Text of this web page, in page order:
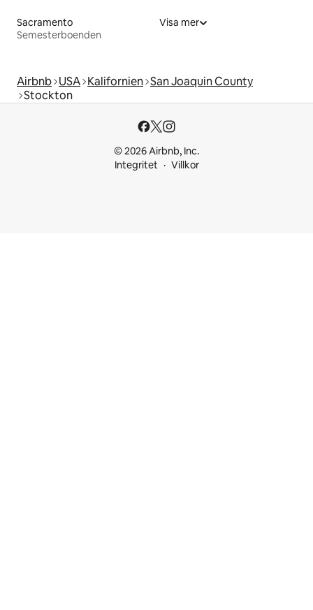
Sacramento
Semesterboenden
Visa mer
Airbnb USA Kalifornien San Joaquin County
Stockton
© 2026 Airbnb, Inc.
Integritet
Villkor